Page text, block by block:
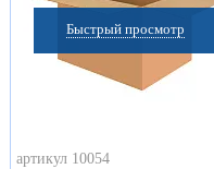
Быстрый просмотр
артикул 10054